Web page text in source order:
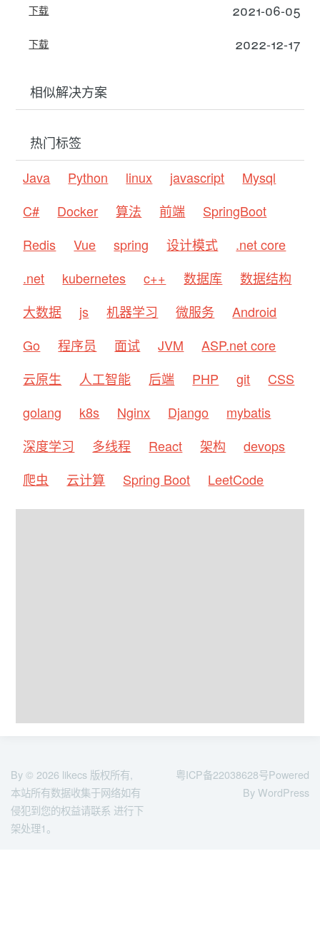
下载 2021-06-05
下载 2022-12-17
相似解决方案
热门标签
Java
Python linux javascript
Mysql
C#
Docker 算法 前端
SpringBoot
Redis
Vue spring 设计模式
.net core
.net
kubernetes c++ 数据库
数据结构
大数据
js 机器学习 微服务
Android
Go
程序员 面试 JVM
ASP.net core
云原生
人工智能 后端 PHP git
CSS
golang
k8s Nginx Django
mybatis
深度学习
多线程 React 架构
devops
爬虫
云计算 Spring Boot LeetCode
By © 2026 likecs 版权所有,
本站所有数据收集于网络如有
侵犯到您的权益请联系 进行下
架处理1。
粤ICP备22038628号Powered
By WordPress